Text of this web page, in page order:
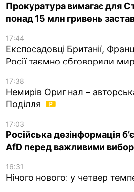
Прокуратура вимагає для
понад 15 млн гривень
17:44
Експосадовці Британії,
Росії таємно обговорили мир
17:38
Немирів Оригінал –
Поділля
17:03
Російська дезінформація
AfD перед важливими
16:31
Нічого нового: у четвер